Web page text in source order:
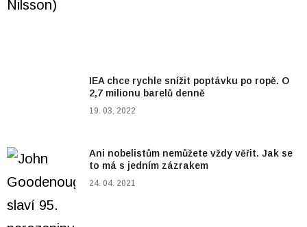
IEA chce rychle snížit poptávku po ropě. O
2,7 milionu barelů denně
19. 03. 2022
Ani nobelistům nemůžete vždy věřit. Jak se
to má s jedním zázrakem
24. 04. 2021